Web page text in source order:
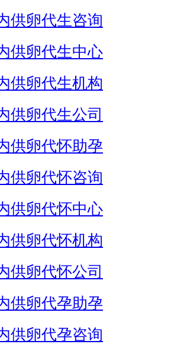
供卵代生咨询
供卵代生中心
供卵代生机构
供卵代生公司
供卵代怀助孕
供卵代怀咨询
供卵代怀中心
供卵代怀机构
供卵代怀公司
供卵代孕助孕
供卵代孕咨询